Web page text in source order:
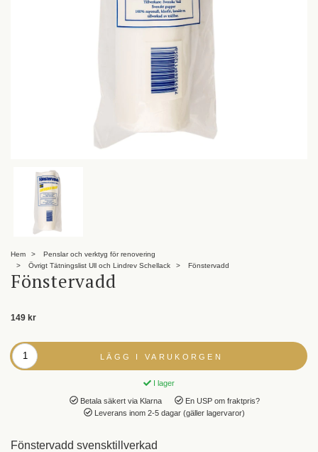
Hem
Penslar och verktyg för renovering
Övrigt Tätningslist Ull och Lindrev Schellack
Fönstervadd
Fönstervadd
149 kr
LÄGG I VARUKORGEN
I lager
Betala säkert via Klarna
En USP om fraktpris?
Leverans inom 2-5 dagar (gäller lagervaror)
Fönstervadd svensktillverkad